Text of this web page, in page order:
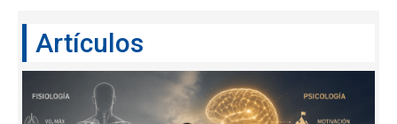
Artículos